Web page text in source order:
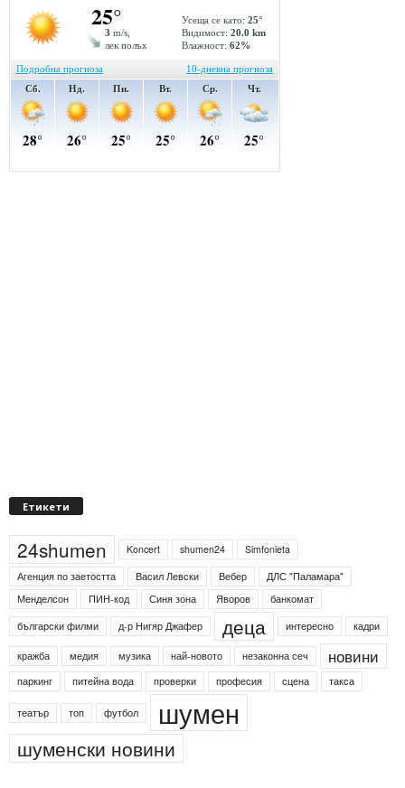
Етикети
24shumen Koncert shumen24
Simfonieta
Агенция по заетостта
Васил Левски Вебер
ДЛС "Паламара"
Менделсон
ПИН-код Синя зона Яворов
банкомат
български филми
д-р Нигяр Джафер деца интересно кадри
кражба медия музика най-новото незаконна сеч новини
паркинг питейна вода проверки професия сцена такса
театър топ футбол шумен
шуменски новини